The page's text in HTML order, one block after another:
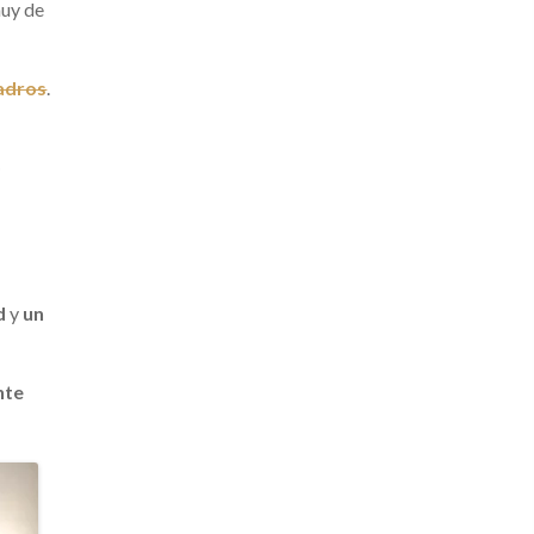
de
.
y un